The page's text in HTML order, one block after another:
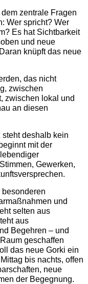
zentrale Fragen
Wer spricht? Wer
Es hat Sichtbarkeit
und neue
knüpft das neue
das nicht
zwischen
zwischen lokal und
an diesen
deshalb kein
mit der
Gewerken,
und
selten aus
aus
Begehren – und
geschaffen
das neue Gorki ein
bis nachts, offen
neue
der Begegnung.